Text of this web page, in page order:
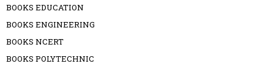
BOOKS EDUCATION
BOOKS ENGINEERING
BOOKS NCERT
BOOKS POLYTECHNIC